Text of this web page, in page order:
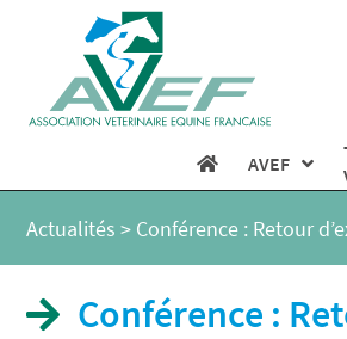
AVEF
Actualités > Conférence : Retour
Conférence :